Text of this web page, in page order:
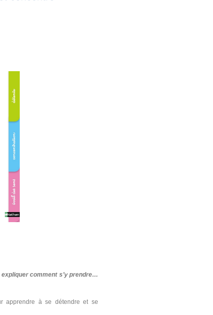
comment s’y prendre…
apprendre à se détendre et se